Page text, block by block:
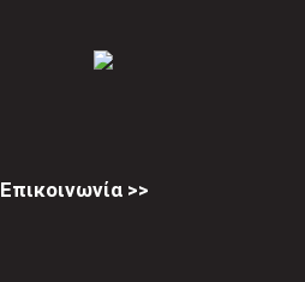
Επικοινωνία >>